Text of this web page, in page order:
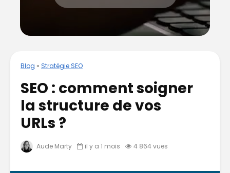
Blog » Stratégie SEO
SEO : comment soigner
la structure de vos
URLs ?
Aude Marty il y a 1 mois 4 864 vues